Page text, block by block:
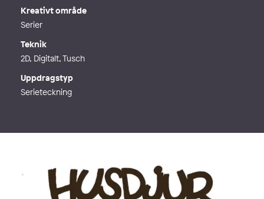
Kreativt område
Serier
Teknik
2D, Digitalt, Tusch
Uppdragstyp
Serieteckning